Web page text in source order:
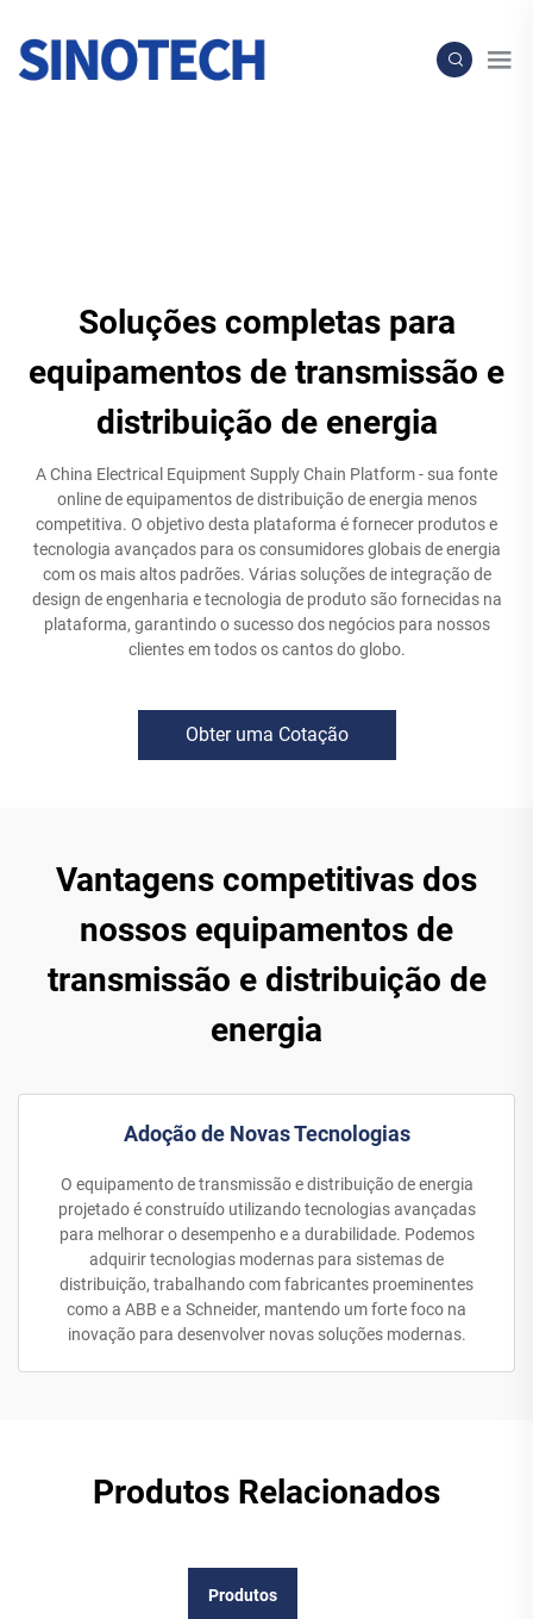
Soluções completas para
equipamentos de transmissão e
distribuição de energia
A China Electrical Equipment Supply Chain Platform - sua fonte
online de equipamentos de distribuição de energia menos
competitiva. O objetivo desta plataforma é fornecer produtos e
tecnologia avançados para os consumidores globais de energia
com os mais altos padrões. Várias soluções de integração de
design de engenharia e tecnologia de produto são fornecidas na
plataforma, garantindo o sucesso dos negócios para nossos
clientes em todos os cantos do globo.
Obter uma Cotação
Vantagens competitivas dos
nossos equipamentos de
transmissão e distribuição de
energia
Adoção de Novas Tecnologias
O equipamento de transmissão e distribuição de energia
projetado é construído utilizando tecnologias avançadas
para melhorar o desempenho e a durabilidade. Podemos
adquirir tecnologias modernas para sistemas de
distribuição, trabalhando com fabricantes proeminentes
como a ABB e a Schneider, mantendo um forte foco na
inovação para desenvolver novas soluções modernas.
Produtos Relacionados
Produtos